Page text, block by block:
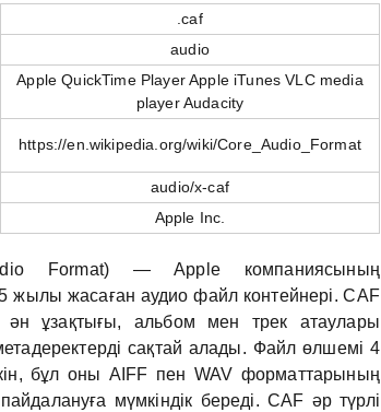
.caf
audio
Apple QuickTime Player Apple iTunes VLC media
player Audacity
https://en.wikipedia.org/wiki/Core_Audio_Format
audio/x-caf
Apple Inc.
Format) — Apple компаниясының
жылы жасаған аудио файл контейнері. CAF
ұзақтығы, альбом мен трек атаулары
сақтай алады. Файл өлшемі 4
бұл оны AIFF пен WAV форматтарының
мүмкіндік береді. CAF әр түрлі